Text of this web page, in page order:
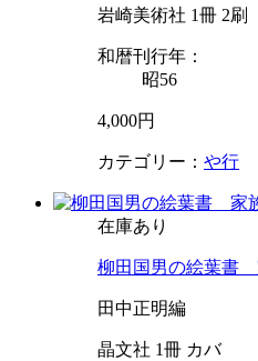
岩崎美術社 1冊 2
和暦刊行年：
昭56
4,000円
カテゴリー： や行
在庫あり
柳田国男の絵葉書
田中正明編
晶文社 1冊 カバ